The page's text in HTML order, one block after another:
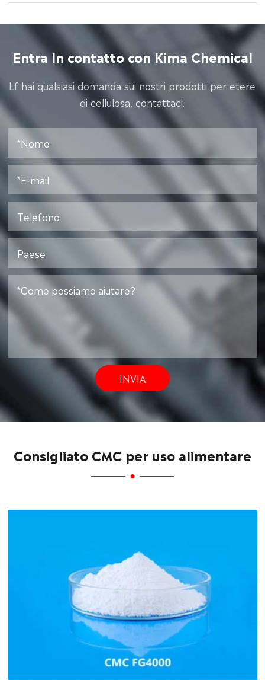
Entra In contatto con Kima Chemical
Lf hai qualsiasi domanda sui nostri prodotti per etere
di cellulosa, contattaci.
INVIA
Consigliato CMC per uso alimentare